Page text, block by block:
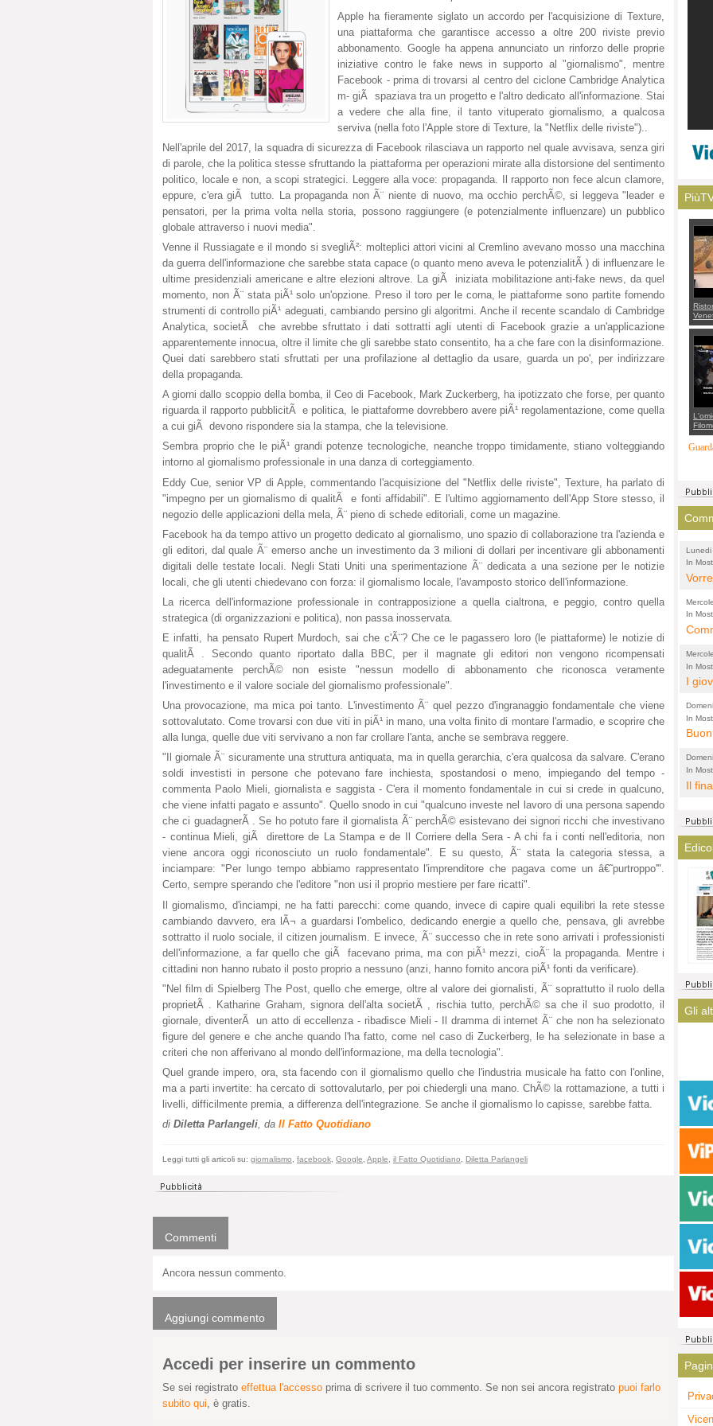
Apple ha fieramente siglato un accordo per l'acquisizione di Texture,
una piattaforma che garantisce accesso a oltre 200 riviste previo
abbonamento. Google ha appena annunciato un rinforzo delle proprie
iniziative contro le fake news in supporto al "giornalismo", mentre
Facebook - prima di trovarsi al centro del ciclone Cambridge Analytica
m- giÃ spaziava tra un progetto e l'altro dedicato all'informazione. Stai
a vedere che alla fine, il tanto vituperato giornalismo, a qualcosa
serviva (nella foto l'Apple store di Texture, la "Netflix delle riviste")..
Nell'aprile del 2017, la squadra di sicurezza di Facebook rilasciava un rapporto nel quale avvisava, senza giri
di parole, che la politica stesse sfruttando la piattaforma per operazioni mirate alla distorsione del sentimento
politico, locale e non, a scopi strategici. Leggere alla voce: propaganda. Il rapporto non fece alcun clamore,
eppure, c'era giÃ tutto. La propaganda non Ã¨ niente di nuovo, ma occhio perchÃ©, si leggeva "leader e
pensatori, per la prima volta nella storia, possono raggiungere (e potenzialmente influenzare) un pubblico
globale attraverso i nuovi media".
Venne il Russiagate e il mondo si svegliÃ²: molteplici attori vicini al Cremlino avevano mosso una macchina
da guerra dell'informazione che sarebbe stata capace (o quanto meno aveva le potenzialitÃ ) di influenzare le
ultime presidenziali americane e altre elezioni altrove. La giÃ iniziata mobilitazione anti-fake news, da quel
momento, non Ã¨ stata piÃ¹ solo un'opzione. Preso il toro per le corna, le piattaforme sono partite fornendo
strumenti di controllo piÃ¹ adeguati, cambiando persino gli algoritmi. Anche il recente scandalo di Cambridge
Analytica, societÃ che avrebbe sfruttato i dati sottratti agli utenti di Facebook grazie a un'applicazione
apparentemente innocua, oltre il limite che gli sarebbe stato consentito, ha a che fare con la disinformazione.
Quei dati sarebbero stati sfruttati per una profilazione al dettaglio da usare, guarda un po', per indirizzare
della propaganda.
A giorni dallo scoppio della bomba, il Ceo di Facebook, Mark Zuckerberg, ha ipotizzato che forse, per quanto
riguarda il rapporto pubblicitÃ e politica, le piattaforme dovrebbero avere piÃ¹ regolamentazione, come quella
a cui giÃ devono rispondere sia la stampa, che la televisione.
Sembra proprio che le piÃ¹ grandi potenze tecnologiche, neanche troppo timidamente, stiano volteggiando
intorno al giornalismo professionale in una danza di corteggiamento.
Eddy Cue, senior VP di Apple, commentando l'acquisizione del "Netflix delle riviste", Texture, ha parlato di
"impegno per un giornalismo di qualitÃ e fonti affidabili". E l'ultimo aggiornamento dell'App Store stesso, il
negozio delle applicazioni della mela, Ã¨ pieno di schede editoriali, come un magazine.
Facebook ha da tempo attivo un progetto dedicato al giornalismo, uno spazio di collaborazione tra l'azienda e
gli editori, dal quale Ã¨ emerso anche un investimento da 3 milioni di dollari per incentivare gli abbonamenti
digitali delle testate locali. Negli Stati Uniti una sperimentazione Ã¨ dedicata a una sezione per le notizie
locali, che gli utenti chiedevano con forza: il giornalismo locale, l'avamposto storico dell'informazione.
La ricerca dell'informazione professionale in contrapposizione a quella cialtrona, e peggio, contro quella
strategica (di organizzazioni e politica), non passa inosservata.
E infatti, ha pensato Rupert Murdoch, sai che c'Ã¨? Che ce le pagassero loro (le piattaforme) le notizie di
qualitÃ . Secondo quanto riportato dalla BBC, per il magnate gli editori non vengono ricompensati
adeguatamente perchÃ© non esiste "nessun modello di abbonamento che riconosca veramente
l'investimento e il valore sociale del giornalismo professionale".
Una provocazione, ma mica poi tanto. L'investimento Ã¨ quel pezzo d'ingranaggio fondamentale che viene
sottovalutato. Come trovarsi con due viti in piÃ¹ in mano, una volta finito di montare l'armadio, e scoprire che
alla lunga, quelle due viti servivano a non far crollare l'anta, anche se sembrava reggere.
"Il giornale Ã¨ sicuramente una struttura antiquata, ma in quella gerarchia, c'era qualcosa da salvare. C'erano
soldi investisti in persone che potevano fare inchiesta, spostandosi o meno, impiegando del tempo -
commenta Paolo Mieli, giornalista e saggista - C'era il momento fondamentale in cui si crede in qualcuno,
che viene infatti pagato e assunto". Quello snodo in cui "qualcuno investe nel lavoro di una persona sapendo
che ci guadagnerÃ . Se ho potuto fare il giornalista Ã¨ perchÃ© esistevano dei signori ricchi che investivano
- continua Mieli, giÃ direttore de La Stampa e de Il Corriere della Sera - A chi fa i conti nell'editoria, non
viene ancora oggi riconosciuto un ruolo fondamentale". E su questo, Ã¨ stata la categoria stessa, a
inciampare: "Per lungo tempo abbiamo rappresentato l'imprenditore che pagava come un â€˜purtroppo'".
Certo, sempre sperando che l'editore "non usi il proprio mestiere per fare ricatti".
Il giornalismo, d'inciampi, ne ha fatti parecchi: come quando, invece di capire quali equilibri la rete stesse
cambiando davvero, era lÃ¬ a guardarsi l'ombelico, dedicando energie a quello che, pensava, gli avrebbe
sottratto il ruolo sociale, il citizen journalism. E invece, Ã¨ successo che in rete sono arrivati i professionisti
dell'informazione, a far quello che giÃ facevano prima, ma con piÃ¹ mezzi, cioÃ¨ la propaganda. Mentre i
cittadini non hanno rubato il posto proprio a nessuno (anzi, hanno fornito ancora piÃ¹ fonti da verificare).
"Nel film di Spielberg The Post, quello che emerge, oltre al valore dei giornalisti, Ã¨ soprattutto il ruolo della
proprietÃ . Katharine Graham, signora dell'alta societÃ , rischia tutto, perchÃ© sa che il suo prodotto, il
giornale, diventerÃ un atto di eccellenza - ribadisce Mieli - Il dramma di internet Ã¨ che non ha selezionato
figure del genere e che anche quando l'ha fatto, come nel caso di Zuckerberg, le ha selezionate in base a
criteri che non afferivano al mondo dell'informazione, ma della tecnologia".
Quel grande impero, ora, sta facendo con il giornalismo quello che l'industria musicale ha fatto con l'online,
ma a parti invertite: ha cercato di sottovalutarlo, per poi chiedergli una mano. ChÃ© la rottamazione, a tutti i
livelli, difficilmente premia, a differenza dell'integrazione. Se anche il giornalismo lo capisse, sarebbe fatta.
di Diletta Parlangeli, da Il Fatto Quotidiano
Leggi tutti gli articoli su: giornalismo, facebook, Google, Apple, il Fatto Quotidiano, Diletta Parlangeli
Commenti
Ancora nessun commento.
Aggiungi commento
Accedi per inserire un commento
Se sei registrato effettua l'accesso prima di scrivere il tuo commento. Se non sei ancora registrato puoi farlo
subito qui, è gratis.
con
Lunedi
In
di
e
alta
In
altre
di
a
ha
In
I
In
In
Il
? La
Gli